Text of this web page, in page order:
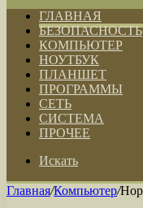
ГЛАВНАЯ
БЕЗОПАСНОСТЬ
КОМПЬЮТЕР
НОУТБУК
ПЛАНШЕТ
ПРОГРАММЫ
СЕТЬ
СИСТЕМА
ПРОЧЕЕ
Искать
Главная/Компьютер/